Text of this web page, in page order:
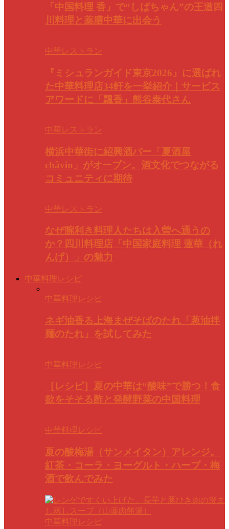
「中国料理 香」で“しばちゃん”の王道四
川料理と薬膳中華に出会う
中華レストラン
『ミシュランガイド東京2026』に選ばれ
た中華料理店34軒を一挙紹介｜サービス
アワードに「飄香」熊谷泰代さん
中華レストラン
横浜中華街に紹興酒バー「夏酒屋
châvin」がオープン。酒文化でつながる
コミュニティに期待
中華レストラン
なぜ腕利き料理人たちは入曽へ通うの
か？四川料理店「中国家庭料理 蓮華（れ
んげ）」の魅力
中華料理レシピ
中華料理レシピ
ネギ油香る上海まぜそばのたれ「葱油拌
麺のたれ」を試してみた
中華料理レシピ
［レシピ］夏の中華は“酸味”で勝つ！食
欲をそそる酢と発酵野菜の中国料理
中華料理レシピ
夏の酸梅湯（サンメイタン）アレンジ。
紅茶・コーラ・ヨーグルト・ハーブ・梅
酒で飲んでみた
中華料理レシピ